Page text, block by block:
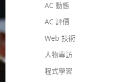
AC 動態
AC 評價
Web 技術
人物專訪
程式學習